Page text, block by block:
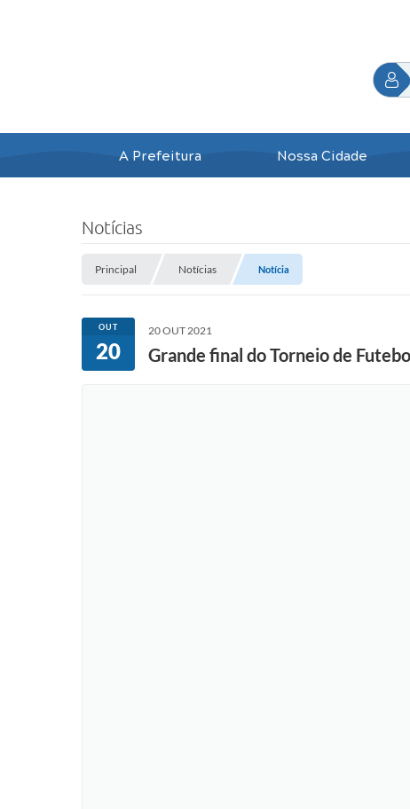
A Prefeitura Nossa Cidade
Notícias
Principal Notícias Notícia
OUT
20
20 OUT 2021
Grande final do Torneio de